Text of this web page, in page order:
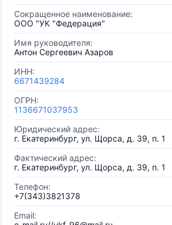
Сокращенное наименование:
ООО "УК "Федерация"
Имя руководителя:
Антон Сергеевич Азаров
ИНН:
6671439284
ОГРН:
1136671037953
Юридический адрес:
г. Екатеринбург, ул. Щорса, д. 39, п. 1
Фактический адрес:
г. Екатеринбург, ул. Щорса, д. 39, п. 1
Телефон:
+7(343)3821378
Email: